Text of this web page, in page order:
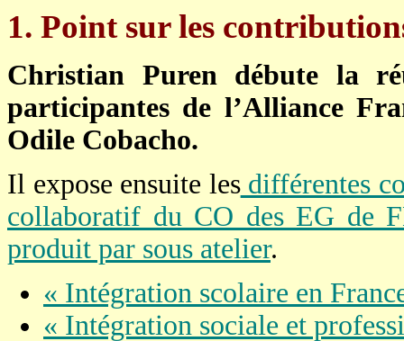
1. Point sur les
Christian Puren débute la
participantes de l’Alliance
Odile Cobacho.
Il expose ensuite lesdifférentes
collaboratif du CO des EG de
produit par sous atelier.
« Intégration scolaire en
« Intégration sociale et